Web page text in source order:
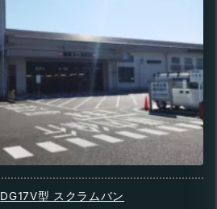
DG17V型 スクラムバン